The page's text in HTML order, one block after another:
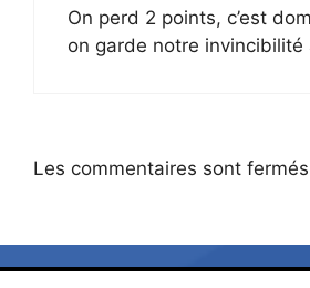
On perd 2 points, c’est
on garde notre invincibilité
Les commentaires sont